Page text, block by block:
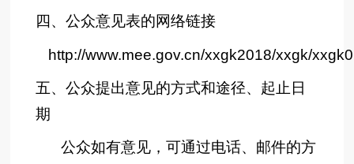
四、公众意见表的网络链接
http://www.mee.gov.cn/xxgk2018/xxgk/
五、公众提出意见的方式和途径、起止日
期
公众如有意见，可通过电话、邮件的方